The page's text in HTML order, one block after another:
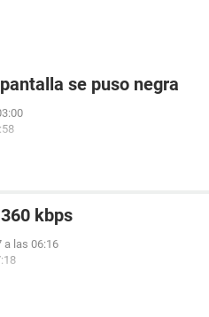
se puso negra
kbps
a las 06:16